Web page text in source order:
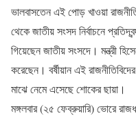
ভালবাসতেন এই পোড় খাওয়া
থেকে জাতীয় সংসদ নির্বাচনে
গিয়েছেন জাতীয় সংসদে। মন্ত্রী
করেছেন। বর্ষীয়ান এই
মাঝে নেমে এসেছে শোকের ছায়া।
মঙ্গলবার (২৫ ফেব্রুয়ারি) ভোরে